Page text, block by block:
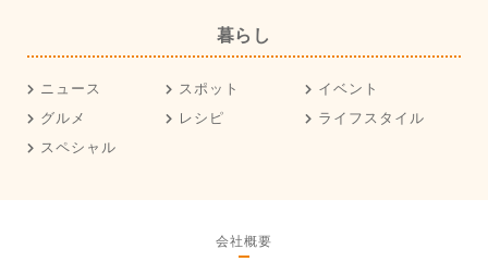
暮らし
ニュース スポット
イベント
グルメ
レシピ
ライフスタイル
スペシャル
会社概要